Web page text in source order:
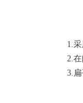
1.
2.
3.